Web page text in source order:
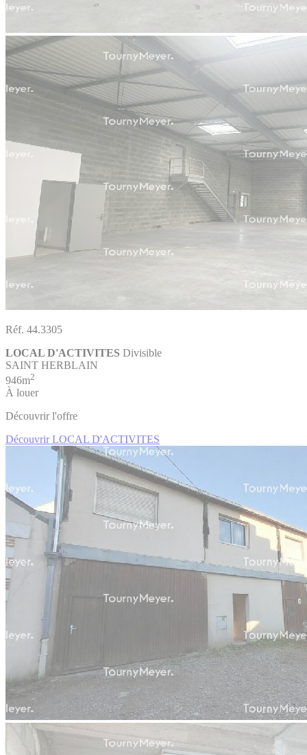
Réf. 44.3305
LOCAL D'ACTIVITES Divisible
SAINT HERBLAIN
946m2
À louer
Découvrir l'offre
Découvrir LOCAL D'ACTIVITES